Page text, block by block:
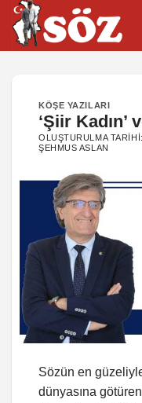
İçeriğe
atla
KÖŞE YAZILARI
‘Şiir Kadın’
OLUŞTURULMA TARIHI:
ŞEHMUS ASLAN
Sözün en
dünyasına